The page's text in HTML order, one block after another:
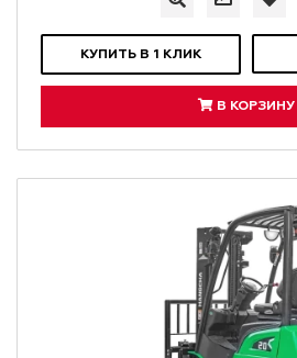
КУПИТЬ В 1 КЛИК
В КОРЗИНУ